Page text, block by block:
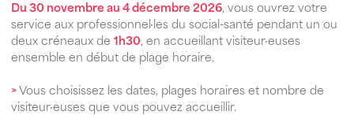
Du 30 novembre au 4 décembre 2026, vous ouvrez votre
service aux professionnel·les du social-santé pendant un ou
deux créneaux de 1h30, en accueillant visiteur·euses
ensemble en début de plage horaire.
> Vous choisissez les dates, plages horaires et nombre de
visiteur·euses que vous pouvez accueillir.